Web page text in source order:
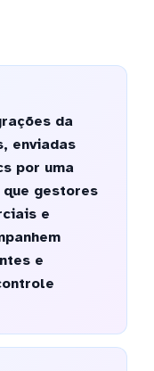
da
enviadas
por uma
que gestores
e
e